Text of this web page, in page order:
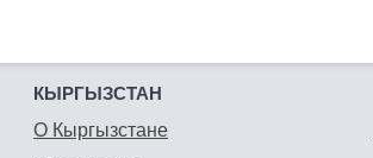
КЫРГЫЗСТАН
О Кыргызстане